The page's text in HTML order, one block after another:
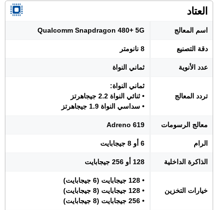
العتاد
اسم المعالج Qualcomm Snapdragon 480+ 5G
دقة التصنيع 8 نانومتر
عدد الأنوية ثماني النواة
تردد المعالج
ثماني النواة:
• ثنائي النواة 2.2 جيجاهرتز
• سداسي النواة 1.9 جيجاهرتز
معالج الرسومات Adreno 619
الرام 6 أو 8 جيجابايت
الذاكرة الداخلية 128 أو 256 جيجابايت
خيارات التخزين
• 128 جيجابايت (6 جيجابايت)
• 128 جيجابايت (8 جيجابايت)
• 256 جيجابايت (8 جيجابايت)